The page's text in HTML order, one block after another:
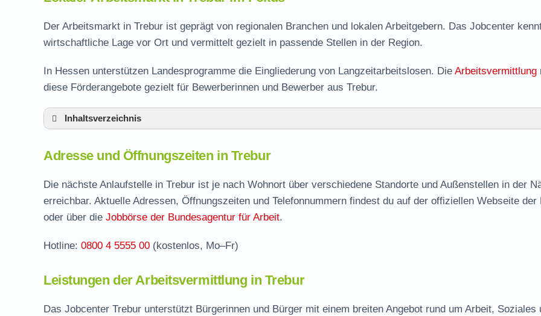
Der Arbeitsmarkt in Trebur ist geprägt von regionalen Branchen und lokalen Arbeitgebern. Das Jobcenter
wirtschaftliche Lage vor Ort und vermittelt gezielt in passende Stellen in der Region.
In Hessen unterstützen Landesprogramme die Eingliederung von Langzeitarbeitslosen. Die Arbeitsvermittlung
diese Förderangebote gezielt für Bewerberinnen und Bewerber aus Trebur.
Inhaltsverzeichnis
Leistungen der Arbeitsvermittlung in Trebur
Termin vereinbaren und Bürgergeld beantragen
Jobcenter Groß-Gerau – zuständige Stelle
Stellenangebote und Jobbörse in Trebur
Häufige Fragen rund ums Jobcenter
Adresse und Öffnungszeiten in Trebur
Die nächste Anlaufstelle in Trebur ist je nach Wohnort über verschiedene Standorte und Außenstellen in der
erreichbar. Aktuelle Adressen, Öffnungszeiten und Telefonnummern findest du auf der offiziellen Webseite der
oder über die Jobbörse der Bundesagentur für Arbeit.
Hotline: 0800 4 5555 00 (kostenlos, Mo–Fr)
Leistungen der Arbeitsvermittlung in Trebur
Das Jobcenter Trebur unterstützt Bürgerinnen und Bürger mit einem breiten Angebot rund um Arbeit, Soziales